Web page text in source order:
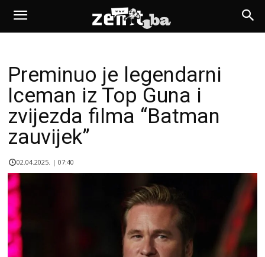
Preminuo je legendarni
Iceman iz Top Guna i
zvijezda filma “Batman
zauvijek”
02.04.2025. | 07:40